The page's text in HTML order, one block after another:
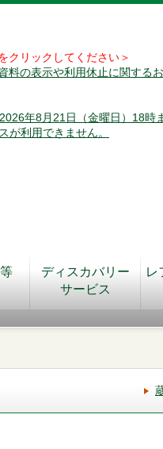
クリックしてください＞
料の表示や利用休止に関する
年8月21日（金曜日）18時
が利用できません。
ディスカバリー
サービス
レ